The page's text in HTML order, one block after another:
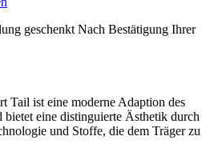
geschenkt Nach Bestätigung Ihrer
Tail ist eine moderne Adaption des
eine distinguierte Ästhetik durch
und Stoffe, die dem Träger zu